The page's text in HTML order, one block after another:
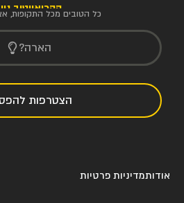
הקריאייטיב
כל הטובים מכל התקופות,
הארה?
הצטרפות
אודותמדיניות פרטיות